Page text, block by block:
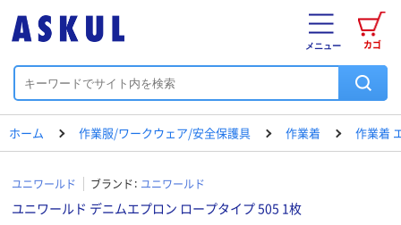
カゴ
メニュー
ホーム 作業服/ワークウェア/安全保護具 作業着 作業着
ユニワールド ブランド： ユニワールド
ユニワールド デニムエプロン ロープタイプ 505 1枚